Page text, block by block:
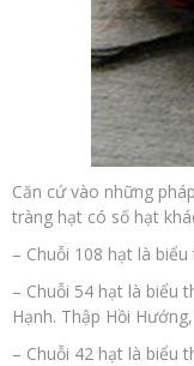
Căn cứ vào những
tràng hạt có số hạt
– Chuỗi 108 hạt là
– Chuỗi 54 hạt là biểu
Hạnh. Thập Hồi
– Chuỗi 42 hạt là biểu